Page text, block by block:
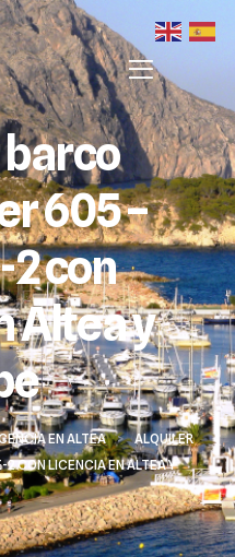
605 –
con
Altea y
EN ALTEA > ALQUILER
CON LICENCIA EN ALTEA Y